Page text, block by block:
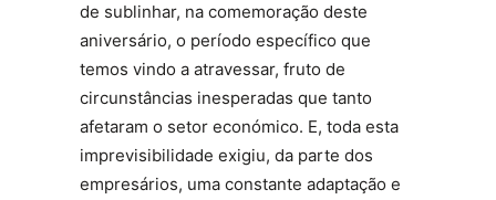
de sublinhar, na comemoração deste
aniversário, o período específico que
temos vindo a atravessar, fruto de
circunstâncias inesperadas que tanto
afetaram o setor económico. E, toda esta
imprevisibilidade exigiu, da parte dos
empresários, uma constante adaptação e